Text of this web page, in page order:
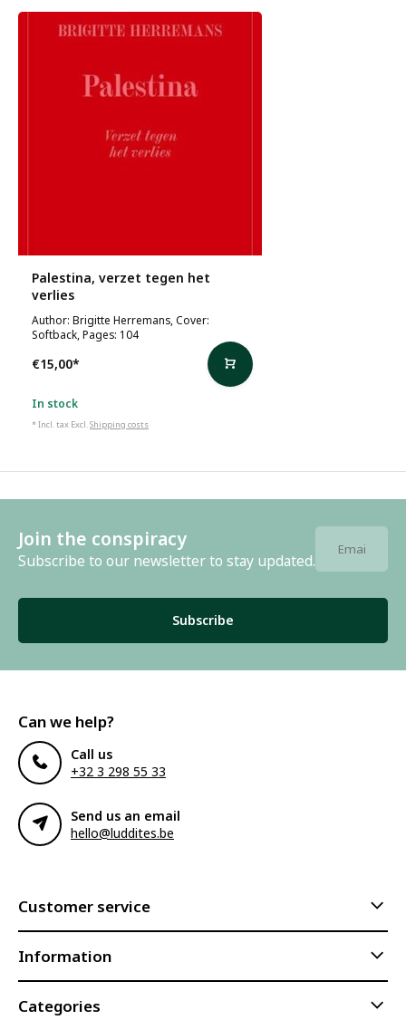
Palestina, verzet tegen het
verlies
Author: Brigitte Herremans, Cover:
Softback, Pages: 104
€15,00*
In stock
* Incl. tax Excl.Shipping costs
Join the conspiracy
Subscribe to our newsletter to stay updated.
Subscribe
Can we help?
Call us
+32 3 298 55 33
Send us an email
hello@luddites.be
Customer service
Information
Categories